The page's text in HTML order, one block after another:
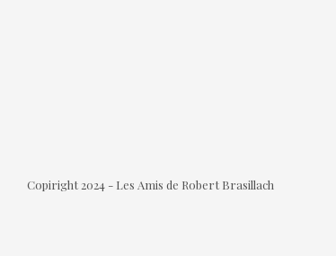
Copiright 2024 - Les Amis de Robert Brasillach